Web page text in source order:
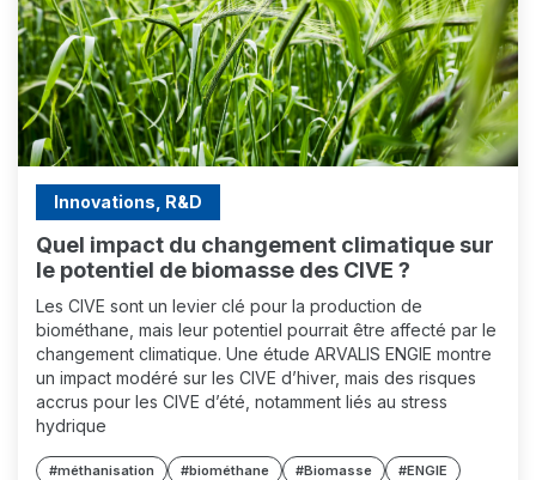
Innovations, R&D
Quel impact du changement climatique sur
le potentiel de biomasse des CIVE ?
Les CIVE sont un levier clé pour la production de
biométhane, mais leur potentiel pourrait être affecté par le
changement climatique. Une étude ARVALIS ENGIE montre
un impact modéré sur les CIVE d’hiver, mais des risques
accrus pour les CIVE d’été, notamment liés au stress
hydrique
#méthanisation #biométhane #Biomasse
#ENGIE